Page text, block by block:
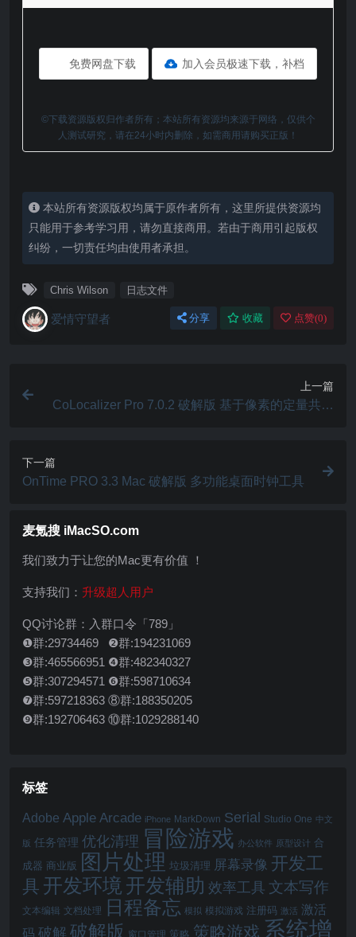
免费网盘下载 加入会员极速下载，补档
©下载资源版权归作者所有；本站所有资源均来源于网络，仅供个
人测试研究，请在24小时内删除，如需商用请购买正版！
本站所有资源版权均属于原作者所有，这里所提供资源均
只能用于参考学习用，请勿直接商用。若由于商用引起版权
纠纷，一切责任均由使用者承担。
Chris Wilson 日志文件
爱情守望者 分享 收藏 点赞(0)
上一篇
CoLocalizer Pro 7.0.2 破解版 基于像素的定量共定
下一篇
OnTime PRO 3.3 Mac 破解版 多功能桌面时钟工具
麦氪搜 iMacSO.com
我们致力于让您的Mac更有价值 ！
支持我们： 升级超人用户
QQ讨论群：入群口令「789」
❶群:29734469 ❷群:194231069
❸群:465566951 ❹群:482340327
❺群:307294571 ❻群:598710634
❼群:597218363 ⑧群:188350205
❾群:192706463 ⑩群:1029288140
标签
Adobe Apple Arcade iPhone MarkDown Serial Studio One 中文
版 任务管理 优化清理 冒险游戏 办公软件 原型设计 合
成器 商业版 图片处理 垃圾清理 屏幕录像 开发工
具 开发环境 开发辅助 效率工具 文本写作
文本编辑 文档处理 日程备忘 模拟 模拟游戏 注册码 激活 激活
码 破解 破解版 窗口管理 策略 策略游戏 系统增